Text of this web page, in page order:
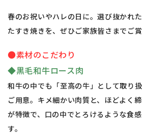
春のお祝いやハレの日に。選び抜かれ
たすき焼きを、ぜひご家族皆さまでご賞
●素材のこだわり
◆黒毛和牛ロース肉
和牛の中でも「至高の牛」として取り
ご用意。キメ細かい肉質と、ほどよく
が特徴で、口の中でとろけるような食
す。